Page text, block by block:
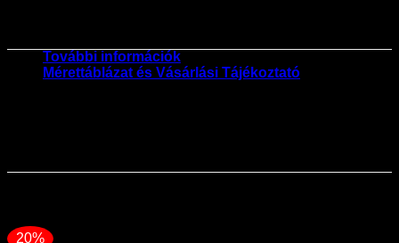
További információk
Mérettáblázat és Vásárlási Tájékoztató
20%